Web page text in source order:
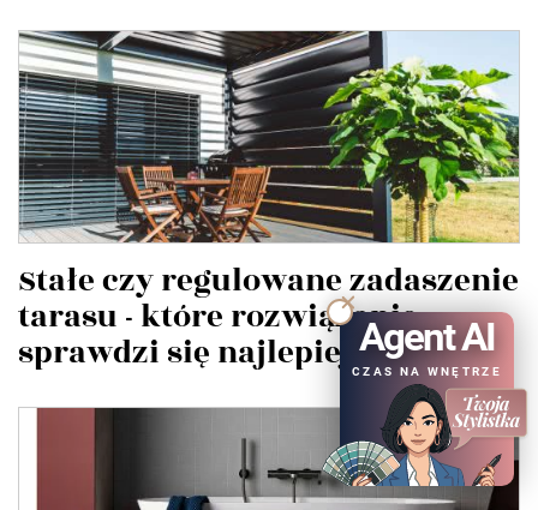
Stałe czy regulowane zadaszenie
tarasu - które rozwiązanie
sprawdzi się najlepiej?Agent AI
CZAS NA WNĘTRZE